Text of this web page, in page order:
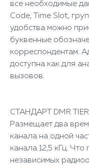
все необходимые
Code, Time Slot,
удобства можно
буквенные
корреспондентам.
доступна как для
вызовов.
СТАНДАРТ DMR TIER
Размещает два
канала на одной
канала 12,5 кГц. Что
независимых